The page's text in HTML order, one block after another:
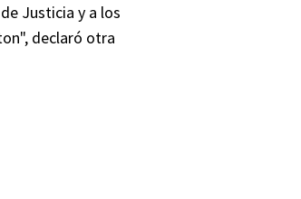
Justicia y a los
declaró otra